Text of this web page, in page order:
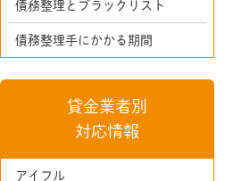
債務整理とブラックリスト
債務整理手にかかる期間
貸金業者別
対応情報
アイフル